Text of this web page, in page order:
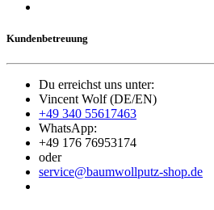
Kundenbetreuung
Du erreichst uns unter:
Vincent Wolf (DE/EN)
+49 340 55617463
WhatsApp:
+49 176 76953174
oder
service@baumwollputz-shop.de